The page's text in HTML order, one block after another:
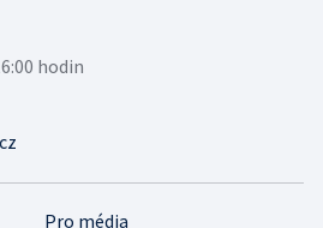
Pro média
hodin